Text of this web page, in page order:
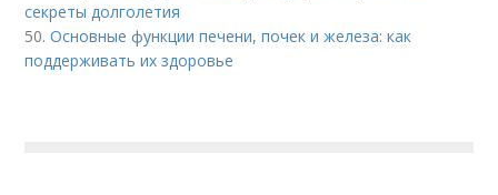
секреты долголетия
50.Основные функции печени, почек и железа: как
поддерживать их здоровье